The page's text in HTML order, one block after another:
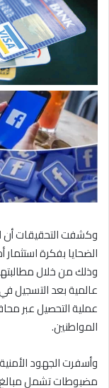
وكشفت التحقيقات أن
الضحايا بفكرة
وذلك من خلال
عالمية بعد التسجيل
المواطنين.